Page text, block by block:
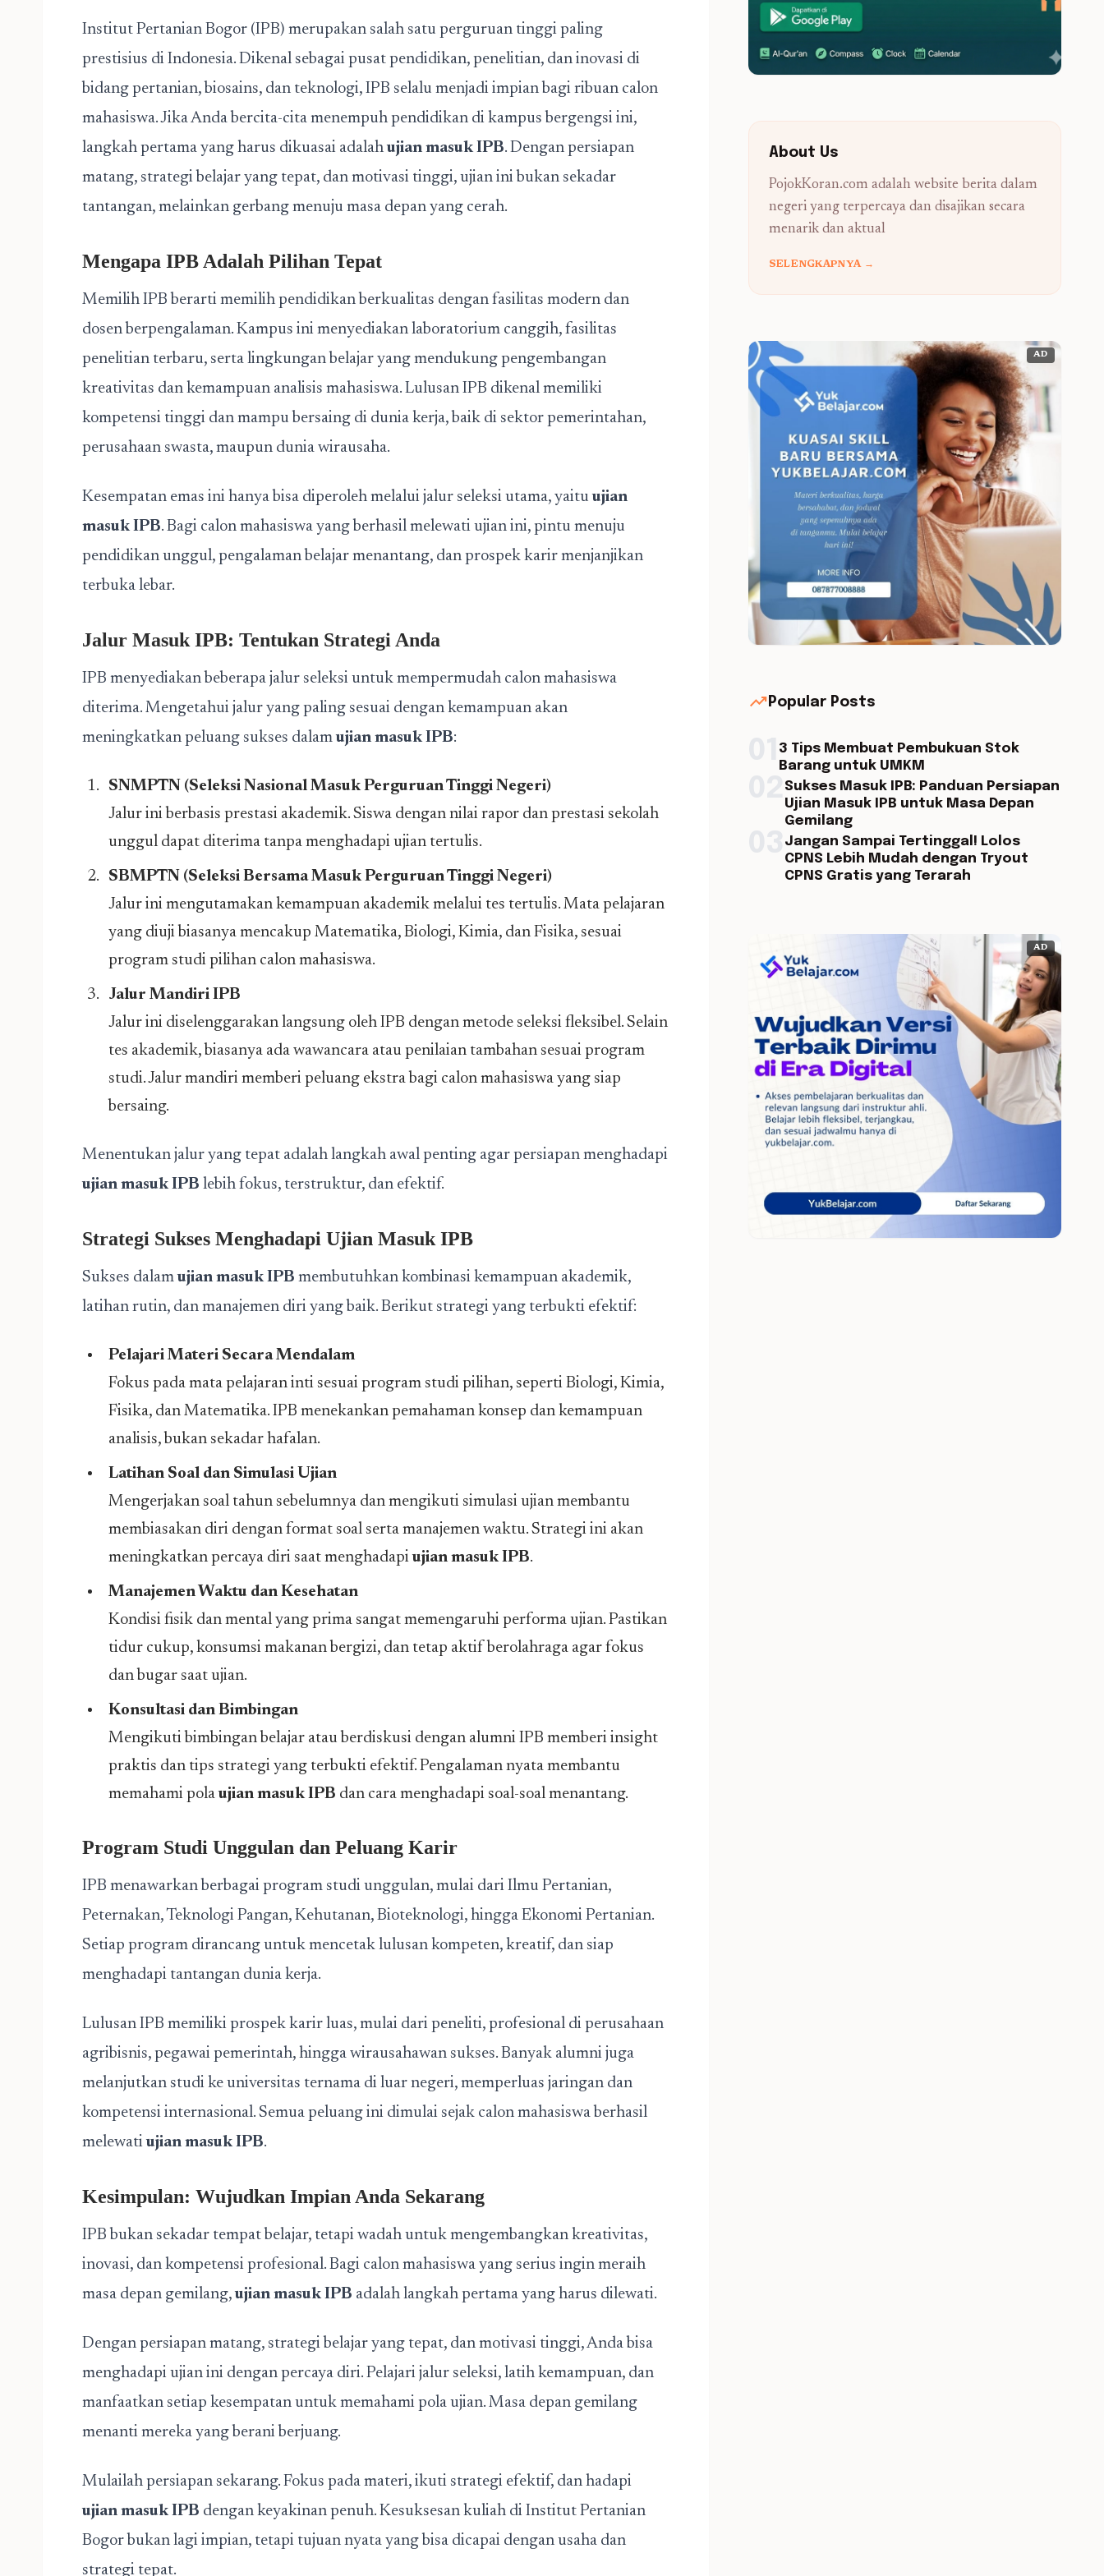
Institut Pertanian Bogor (IPB) merupakan salah satu perguruan tinggi paling
prestisius di Indonesia. Dikenal sebagai pusat pendidikan, penelitian, dan inovasi di
bidang pertanian, biosains, dan teknologi, IPB selalu menjadi impian bagi ribuan calon
mahasiswa. Jika Anda bercita-cita menempuh pendidikan di kampus bergengsi ini,
langkah pertama yang harus dikuasai adalahujian masuk IPB. Dengan persiapan
matang, strategi belajar yang tepat, dan motivasi tinggi, ujian ini bukan sekadar
tantangan, melainkan gerbang menuju masa depan yang cerah.
Mengapa IPB Adalah Pilihan Tepat
Memilih IPB berarti memilih pendidikan berkualitas dengan fasilitas modern dan
dosen berpengalaman. Kampus ini menyediakan laboratorium canggih, fasilitas
penelitian terbaru, serta lingkungan belajar yang mendukung pengembangan
kreativitas dan kemampuan analisis mahasiswa. Lulusan IPB dikenal memiliki
kompetensi tinggi dan mampu bersaing di dunia kerja, baik di sektor pemerintahan,
perusahaan swasta, maupun dunia wirausaha.
Kesempatan emas ini hanya bisa diperoleh melalui jalur seleksi utama, yaituujian
masuk IPB. Bagi calon mahasiswa yang berhasil melewati ujian ini, pintu menuju
pendidikan unggul, pengalaman belajar menantang, dan prospek karir menjanjikan
terbuka lebar.
Jalur Masuk IPB: Tentukan Strategi Anda
IPB menyediakan beberapa jalur seleksi untuk mempermudah calon mahasiswa
diterima. Mengetahui jalur yang paling sesuai dengan kemampuan akan
meningkatkan peluang sukses dalamujian masuk IPB:
SNMPTN (Seleksi Nasional Masuk Perguruan Tinggi Negeri)
Jalur ini berbasis prestasi akademik. Siswa dengan nilai rapor dan prestasi sekolah
unggul dapat diterima tanpa menghadapi ujian tertulis.
SBMPTN (Seleksi Bersama Masuk Perguruan Tinggi Negeri)
Jalur ini mengutamakan kemampuan akademik melalui tes tertulis. Mata pelajaran
yang diuji biasanya mencakup Matematika, Biologi, Kimia, dan Fisika, sesuai
program studi pilihan calon mahasiswa.
Jalur Mandiri IPB
Jalur ini diselenggarakan langsung oleh IPB dengan metode seleksi fleksibel. Selain
tes akademik, biasanya ada wawancara atau penilaian tambahan sesuai program
studi. Jalur mandiri memberi peluang ekstra bagi calon mahasiswa yang siap
bersaing.
Menentukan jalur yang tepat adalah langkah awal penting agar persiapan menghadapi
ujian masuk IPB lebih fokus, terstruktur, dan efektif.
Strategi Sukses Menghadapi Ujian Masuk IPB
Sukses dalamujian masuk IPB membutuhkan kombinasi kemampuan akademik,
latihan rutin, dan manajemen diri yang baik. Berikut strategi yang terbukti efektif:
Pelajari Materi Secara Mendalam
Fokus pada mata pelajaran inti sesuai program studi pilihan, seperti Biologi, Kimia,
Fisika, dan Matematika. IPB menekankan pemahaman konsep dan kemampuan
analisis, bukan sekadar hafalan.
Latihan Soal dan Simulasi Ujian
Mengerjakan soal tahun sebelumnya dan mengikuti simulasi ujian membantu
membiasakan diri dengan format soal serta manajemen waktu. Strategi ini akan
meningkatkan percaya diri saat menghadapiujian masuk IPB.
Manajemen Waktu dan Kesehatan
Kondisi fisik dan mental yang prima sangat memengaruhi performa ujian. Pastikan
tidur cukup, konsumsi makanan bergizi, dan tetap aktif berolahraga agar fokus
dan bugar saat ujian.
Konsultasi dan Bimbingan
Mengikuti bimbingan belajar atau berdiskusi dengan alumni IPB memberi insight
praktis dan tips strategi yang terbukti efektif. Pengalaman nyata membantu
memahami polaujian masuk IPB dan cara menghadapi soal-soal menantang.
Program Studi Unggulan dan Peluang Karir
IPB menawarkan berbagai program studi unggulan, mulai dari Ilmu Pertanian,
Peternakan, Teknologi Pangan, Kehutanan, Bioteknologi, hingga Ekonomi Pertanian.
Setiap program dirancang untuk mencetak lulusan kompeten, kreatif, dan siap
menghadapi tantangan dunia kerja.
Lulusan IPB memiliki prospek karir luas, mulai dari peneliti, profesional di perusahaan
agribisnis, pegawai pemerintah, hingga wirausahawan sukses. Banyak alumni juga
melanjutkan studi ke universitas ternama di luar negeri, memperluas jaringan dan
kompetensi internasional. Semua peluang ini dimulai sejak calon mahasiswa berhasil
melewatiujian masuk IPB.
Kesimpulan: Wujudkan Impian Anda Sekarang
IPB bukan sekadar tempat belajar, tetapi wadah untuk mengembangkan kreativitas,
inovasi, dan kompetensi profesional. Bagi calon mahasiswa yang serius ingin meraih
masa depan gemilang,ujian masuk IPB adalah langkah pertama yang harus dilewati.
Dengan persiapan matang, strategi belajar yang tepat, dan motivasi tinggi, Anda bisa
menghadapi ujian ini dengan percaya diri. Pelajari jalur seleksi, latih kemampuan, dan
manfaatkan setiap kesempatan untuk memahami pola ujian. Masa depan gemilang
menanti mereka yang berani berjuang.
Mulailah persiapan sekarang. Fokus pada materi, ikuti strategi efektif, dan hadapi
ujian masuk IPB dengan keyakinan penuh. Kesuksesan kuliah di Institut Pertanian
Bogor bukan lagi impian, tetapi tujuan nyata yang bisa dicapai dengan usaha dan
strategi tepat.
About Us
PojokKoran.com adalah website berita dalam
negeri yang terpercaya dan disajikan secara
menarik dan aktual
SELENGKAPNYA →
AD
trending_up Popular Posts
3 Tips Membuat Pembukuan Stok
Barang untuk UMKM
Sukses Masuk IPB: Panduan Persiapan
Ujian Masuk IPB untuk Masa Depan
Gemilang
Jangan Sampai Tertinggal! Lolos
CPNS Lebih Mudah dengan Tryout
CPNS Gratis yang Terarah
AD